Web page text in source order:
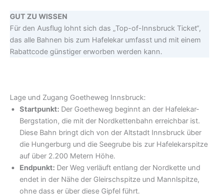
GUT ZU WISSEN
Für den Ausflug lohnt sich das „Top-of-Innsbruck Ticket“,
das alle Bahnen bis zum Hafelekar umfasst und mit einem
Rabattcode günstiger erworben werden kann.
Lage und Zugang Goetheweg Innsbruck:
Startpunkt: Der Goetheweg beginnt an der Hafelekar-
Bergstation, die mit der Nordkettenbahn erreichbar ist.
Diese Bahn bringt dich von der Altstadt Innsbruck über
die Hungerburg und die Seegrube bis zur Hafelekarspitze
auf über 2.200 Metern Höhe.
Endpunkt: Der Weg verläuft entlang der Nordkette und
endet in der Nähe der Gleirschspitze und Mannlspitze,
ohne dass er über diese Gipfel führt.